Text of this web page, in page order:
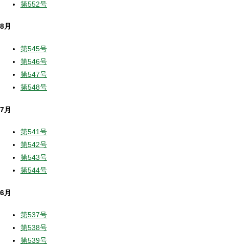
第552号
8月
第545号
第546号
第547号
第548号
7月
第541号
第542号
第543号
第544号
6月
第537号
第538号
第539号